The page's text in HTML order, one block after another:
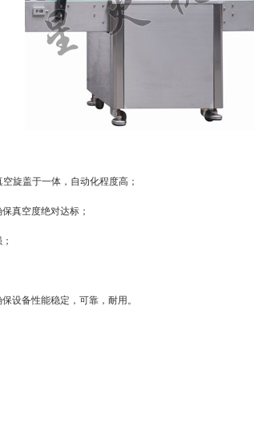
旋盖于一体，自动化程度高；
真空度绝对达标；
设备性能稳定，可靠，耐用。